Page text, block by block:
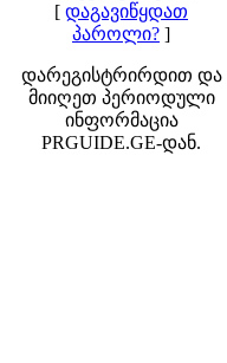
[ დაგავიწყდათ
პაროლი? ]
დარეგისტრირდით და
მიიღეთ პერიოდული
ინფორმაცია
PRGUIDE.GE-დან.